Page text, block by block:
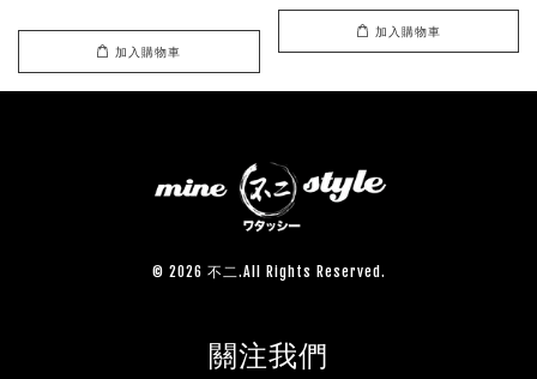
加入購物車
加入購物車
© 2026 不二.All Rights Reserved.
關注我們